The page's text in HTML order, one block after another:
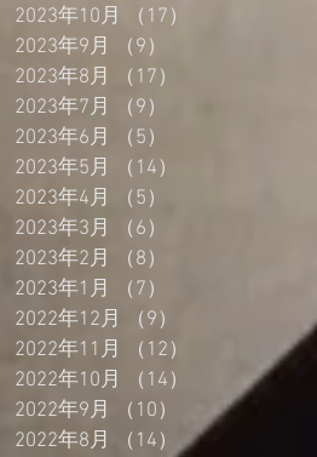
2023年10月
（17）
2023年9月
（9）
2023年8月
（17）
2023年7月
（9）
2023年6月
（5）
2023年5月
（14）
2023年4月
（5）
2023年3月
（6）
2023年2月
（8）
2023年1月
（7）
2022年12月
（9）
2022年11月
（12）
12件の記事
2022年10月
（14）
14件の記事
2022年9月
（10）
10件の記事
2022年8月
（14）
14件の記事